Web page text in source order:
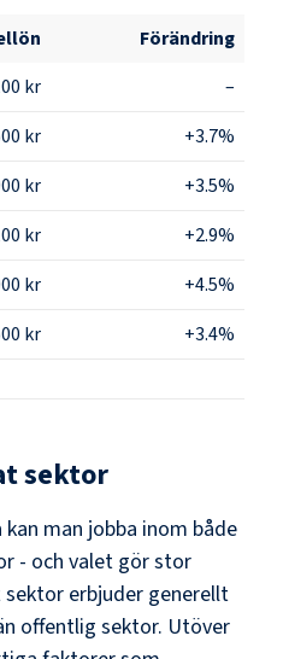
Förändring
kr
–
kr
+3.7%
kr
+3.5%
kr
+2.9%
kr
+4.5%
kr +3.4%
sektor
kan man jobba inom både
- och valet gör stor
sektor erbjuder generellt
offentlig sektor. Utöver